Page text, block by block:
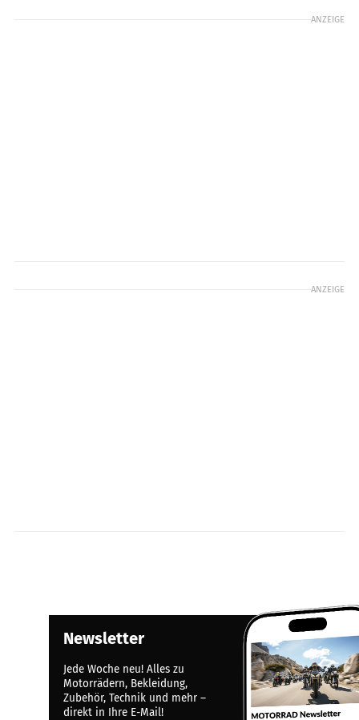
ANZEIGE
ANZEIGE
Newsletter
Jede Woche neu! Alles zu
Motorrädern, Bekleidung,
Zubehör, Technik und mehr –
direkt in Ihre E-Mail!